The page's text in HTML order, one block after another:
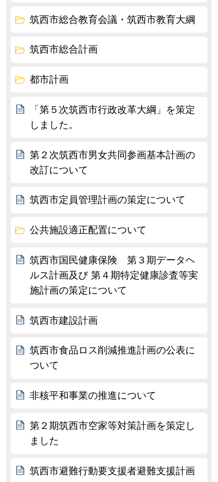
筑西市総合教育会議・筑西市教育大綱
筑西市総合計画
都市計画
「第５次筑西市行政改革大綱」を策定
しました。
第２次筑西市男女共同参画基本計画の
改訂について
筑西市定員管理計画の策定について
公共施設適正配置について
筑西市国民健康保険 第３期データヘ
ルス計画及び 第４期特定健康診査等実
施計画の策定について
筑西市建設計画
筑西市食品ロス削減推進計画の公表に
ついて
非核平和事業の推進について
第２期筑西市空家等対策計画を策定し
ました
筑西市避難行動要支援者避難支援計画